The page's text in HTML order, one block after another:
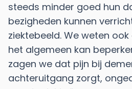
steeds minder goed hun
bezigheden kunnen
ziektebeeld. We weten
het algemeen kan
zagen we dat pijn bij
achteruitgang zorgt,